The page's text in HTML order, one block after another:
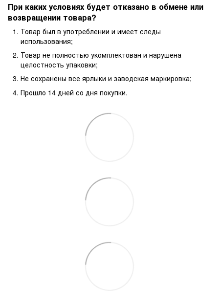
При каких условиях будет отказано в обмене или
возвращении товара?
Товар был в употреблении и имеет следы
использования;
Товар не полностью укомплектован и нарушена
целостность упаковки;
Не сохранены все ярлыки и заводская маркировка;
Прошло 14 дней со дня покупки.